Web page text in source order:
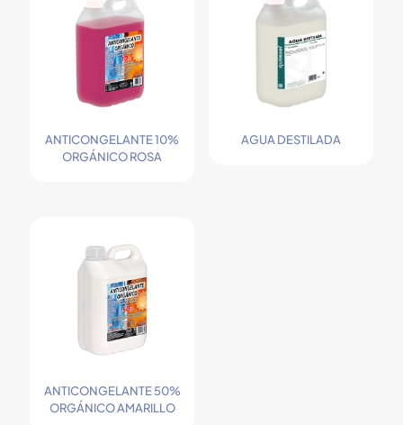
ANTICONGELANTE 10%
ORGÁNICO ROSA
AGUA DESTILADA
ANTICONGELANTE 50%
ORGÁNICO AMARILLO